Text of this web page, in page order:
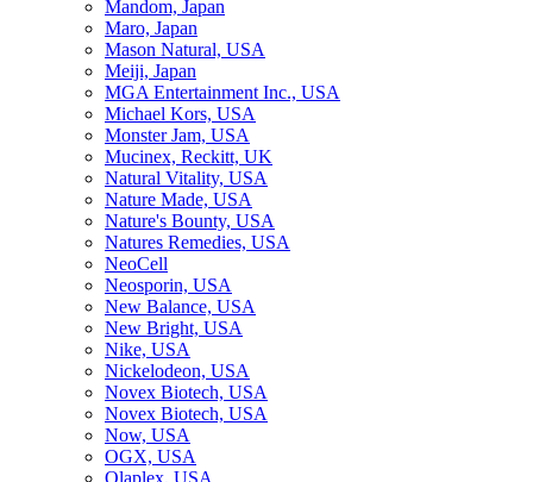
Mandom, Japan
Maro, Japan
Mason Natural, USA
Meiji, Japan
MGA Entertainment Inc., USA
Michael Kors, USA
Monster Jam, USA
Mucinex, Reckitt, UK
Natural Vitality, USA
Nature Made, USA
Nature's Bounty, USA
Natures Remedies, USA
NeoCell
Neosporin, USA
New Balance, USA
New Bright, USA
Nike, USA
Niсkelodeon, USA
Novex Biotech, USA
Novex Biotech, USA
Now, USA
OGX, USA